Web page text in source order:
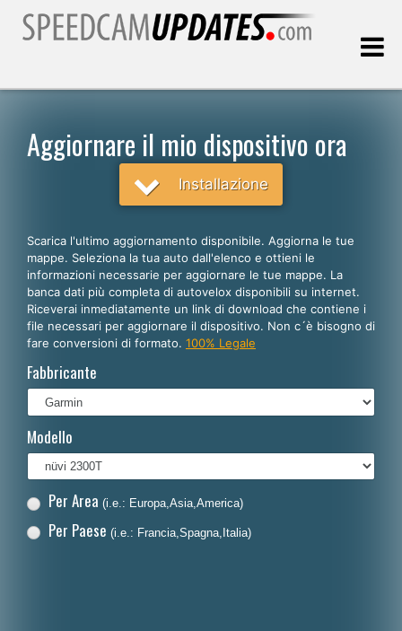
Italiano
English
Español
Deutsch
Polski
Dansk
Aggiornare il mio dispositivo ora
Installazione
Scarica l'ultimo aggiornamento disponibile. Aggiorna le tue
mappe. Seleziona la tua auto dall'elenco e ottieni le
informazioni necessarie per aggiornare le tue mappe. La
banca dati più completa di autovelox disponibili su internet.
Riceverai inmediatamente un link di download che contiene i
file necessari per aggiornare il dispositivo. Non c´è bisogno di
fare conversioni di formato. 100% Legale
Fabbricante
Modello
Per Area (i.e.: Europa,Asia,America)
Per Paese (i.e.: Francia,Spagna,Italia)